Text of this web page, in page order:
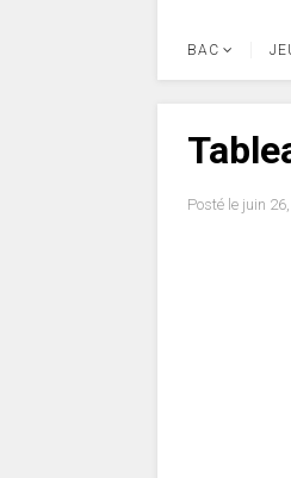
BAC
Posté le juin